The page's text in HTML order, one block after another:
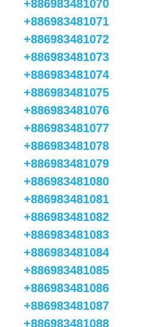
+886983481070
+886983481071
+886983481072
+886983481073
+886983481074
+886983481075
+886983481076
+886983481077
+886983481078
+886983481079
+886983481080
+886983481081
+886983481082
+886983481083
+886983481084
+886983481085
+886983481086
+886983481087
+886983481088